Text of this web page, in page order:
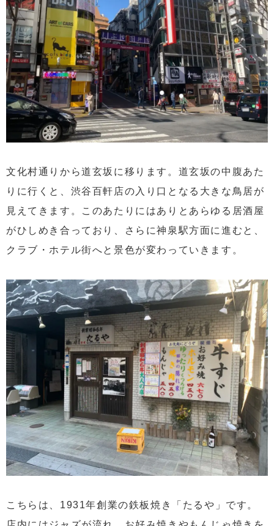
文化村通りから道玄坂に移ります。道玄坂の中腹あた
りに行くと、渋谷百軒店の入り口となる大きな鳥居が
見えてきます。このあたりにはありとあらゆる居酒屋
がひしめき合っており、さらに神泉駅方面に進むと、
クラブ・ホテル街へと景色が変わっていきます。
こちらは、1931年創業の鉄板焼き「たるや」です。